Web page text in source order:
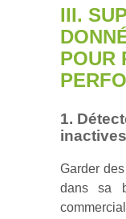
III.
POUR
1.
inactives
Garder
dans sa